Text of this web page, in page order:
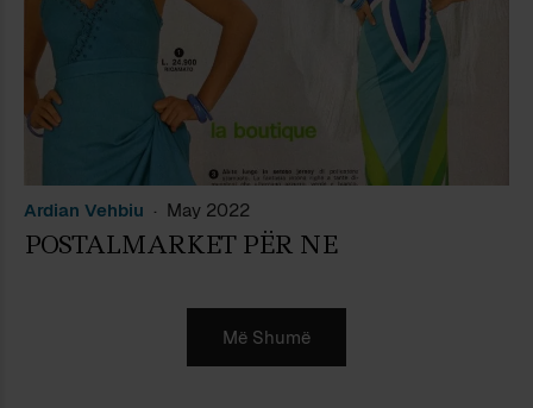
Ardian Vehbiu May 2022
POSTALMARKET PËR NE
Më Shumë